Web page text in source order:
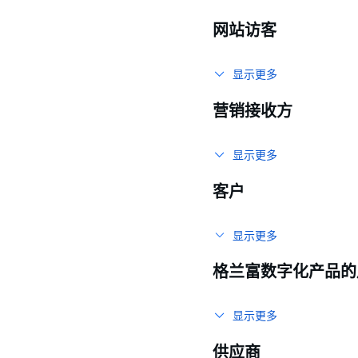
网站访客
显示更多
营销接收方
显示更多
客户
显示更多
格兰富数字化产品
显示更多
供应商